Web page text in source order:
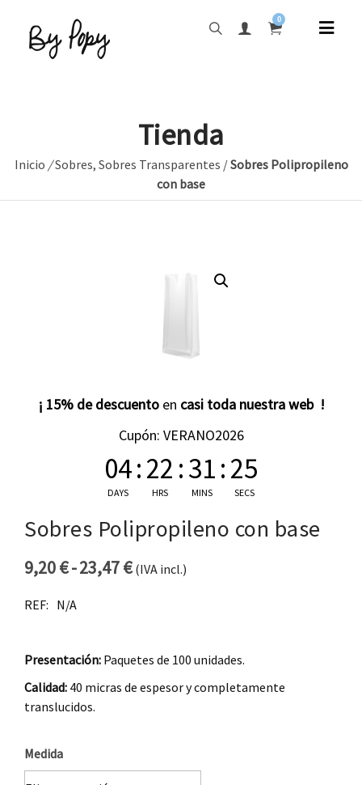
0
Tienda
Inicio /Sobres, Sobres Transparentes /Sobres Polipropileno
con base
¡ 15% de descuento en casi toda nuestra web !
Cupón: VERANO2026
04
DAYS
:22
HRS
:31
MINS
:25
SECS
Sobres Polipropileno con base
9,20€-23,47€
Rango de precios: desde 9,20
(IVA incl.)
REF: N/A
Presentación: Paquetes de 100 unidades.
Calidad: 40 micras de espesor y completamente
translucidos.
Medida